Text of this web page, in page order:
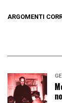
ARGOMENTI